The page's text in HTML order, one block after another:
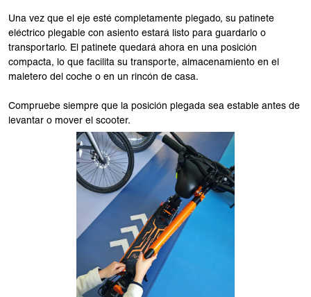
Una vez que el eje esté completamente plegado, su patinete
eléctrico plegable con asiento estará listo para guardarlo o
transportarlo. El patinete quedará ahora en una posición
compacta, lo que facilita su transporte, almacenamiento en el
maletero del coche o en un rincón de casa.
Compruebe siempre que la posición plegada sea estable antes de
levantar o mover el scooter.